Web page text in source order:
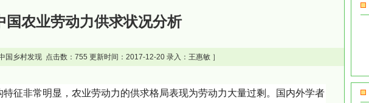
国农业劳动力供求状况分析
国乡村发现 点击数：755 更新时间：2017-12-20 录入：王惠敏 ］
征非常明显，农业劳动力的供求格局表现为劳动力大量过剩。国内外学者